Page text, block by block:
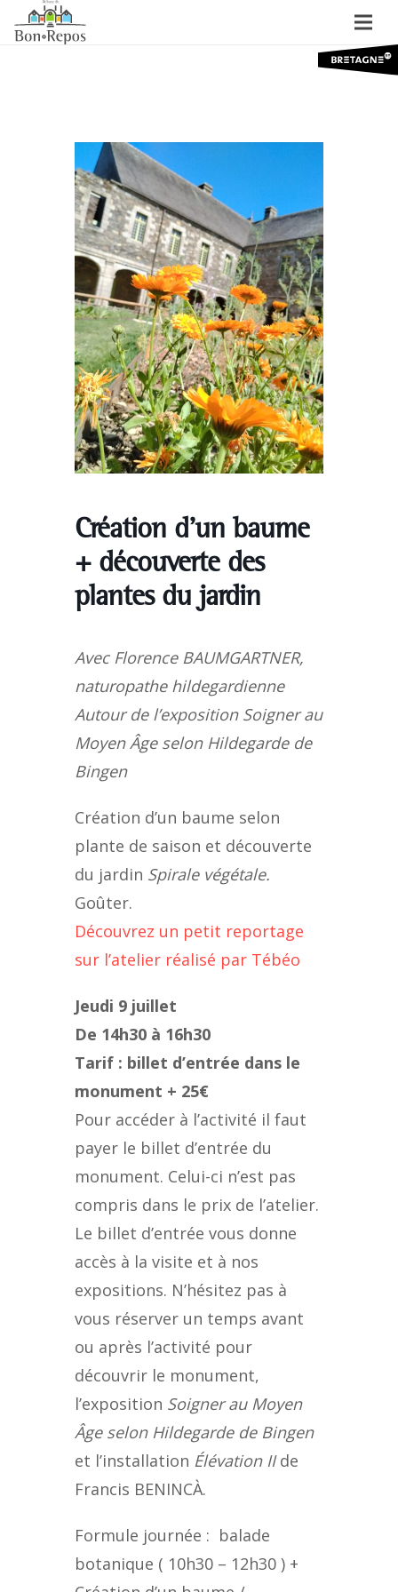
Création d’un baume
+ découverte des
plantes du jardin
Avec Florence BAUMGARTNER,
naturopathe hildegardienne
Autour de l’exposition Soigner au
Moyen Âge selon Hildegarde de
Bingen
Création d’un baume selon
plante de saison et découverte
du jardin Spirale végétale.
Goûter.
Découvrez un petit reportage
sur l’atelier réalisé par Tébéo
Jeudi 9 juillet
De 14h30 à 16h30
Tarif : billet d’entrée dans le
monument + 25€
Pour accéder à l’activité il faut
payer le billet d’entrée du
monument. Celui-ci n’est pas
compris dans le prix de l’atelier.
Le billet d’entrée vous donne
accès à la visite et à nos
expositions. N’hésitez pas à
vous réserver un temps avant
ou après l’activité pour
découvrir le monument,
l’exposition Soigner au Moyen
Âge selon Hildegarde de Bingen
et l’installation Élévation IIde
Francis BENINCÀ.
Formule journée : balade
botanique ( 10h30 – 12h30 ) +